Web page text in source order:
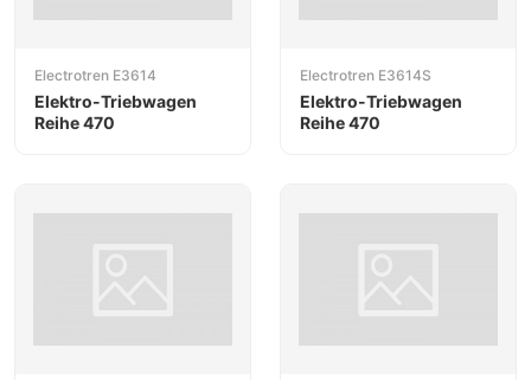
Electrotren E3614
Elektro-Triebwagen
Reihe 470
Electrotren E3614S
Elektro-Triebwagen
Reihe 470